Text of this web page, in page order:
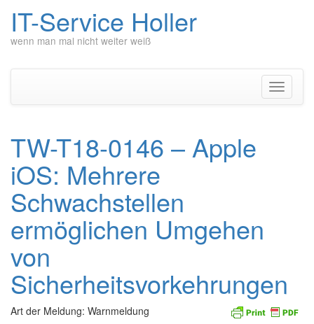
IT-Service Holler
wenn man mal nicht weiter weiß
TW-T18-0146 – Apple
iOS: Mehrere
Schwachstellen
ermöglichen Umgehen
von
Sicherheitsvorkehrungen
Art der Meldung: Warnmeldung